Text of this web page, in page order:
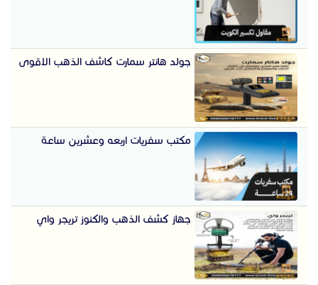
جولد هانتر سمارت كاشف الذهب الاقوى
مكتب سفريات اربعه وعشرين ساعة
جهاز كشف الذهب والكنوز تريجر واي